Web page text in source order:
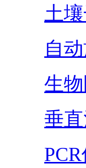
土
自
生
垂